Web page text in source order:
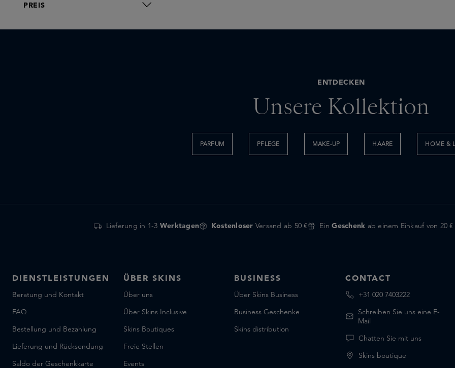
PREIS
ENTDECKEN
Unsere Kollektion
PARFUM PFLEGE MAKE-UP HAARE HOME &
Lieferung in 1-3 Werktagen Kostenloser Versand ab 50 € EinGeschenk ab einem Einkauf von 20 €
DIENSTLEISTUNGEN
Beratung und Kontakt
FAQ
Bestellung und Bezahlung
Lieferung und Rücksendung
Saldo der Geschenkkarte
ÜBER SKINS
Über uns
Über Skins Inclusive
Skins Boutiques
Freie Stellen
Events
BUSINESS
Über Skins Business
Business Geschenke
Skins distribution
CONTACT
+31 020 7403222
Schreiben Sie uns eine E-
Mail
Chatten Sie mit uns
Skins boutique